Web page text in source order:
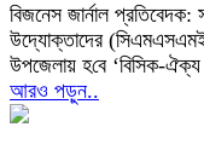
বিজনেস জার্নাল প্রতিবেদক:
উদ্যোক্তাদের
উপজেলায় হ‌বে ‘বিসিক-ঐক্য
আরও পড়ুন..